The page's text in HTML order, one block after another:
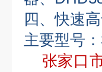
四、快速
主要型号
张家口